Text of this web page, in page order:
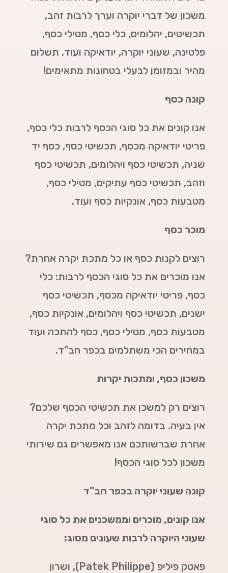
משכון של דברי יוקרה וערך לרבות זהב,
תכשיטים, יהלומים, כלי כסף, מטילי כסף,
פלטינה, שעוני יוקרה, יודאיקה ועוד. תשלום
מהיר ובמזומן לבעלי בטחונות מתאימים!
קונה כסף
אנו קונים את כל סוגי הכסף לרבות כלי כסף,
פריטי יודאיקה מכסף, תכשיטי כסף, כסף יד
שניה, תכשיטי כסף ויהלומים, תכשיטי כסף
וזהב, תכשיטי כסף עתיקים, מטילי כסף,
מטבעות כסף, אונקיות כסף ועוד.
מוכר כסף
רוצים לקנות כסף או כל מתכת יקרה אחרת?
אנו מוכרים את כל סוגי הכסף לרבות: כלי
כסף, פריטי יודאיקה מכסף, תכשיטי כסף
ישנים, תכשיטי כסף ויהלומים, אונקיות כסף,
מטבעות כסף, מטילי כסף, כסף להתכה ועוד
במחירים הכי משתלמים בכפר חב"ד.
משכון כסף, ומתכות יקרות
רוצים רק למשכן את תכשיטי הכסף שלכם?
אין בעיה. בדומה לזהב וכל מתכת יקרה
אחרת שברשותכם אנו מאפשרים גם שירותי
משכון לכל סוגי הכסף!
קונה שעוני יוקרה בכפר חב"ד
אנו קונים, מוכרים וממשכנים את כל סוגי
שעוני היוקרה לרבות שעונים מסוג:
פאטק פיליפ (Patek Philippe),
ושרון